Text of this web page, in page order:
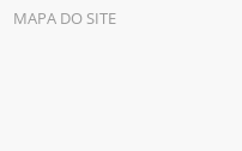
MAPA DO SITE